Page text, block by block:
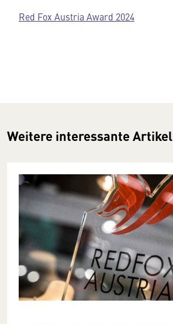
Red Fox Austria Award 2024
Weitere interessante Artikel